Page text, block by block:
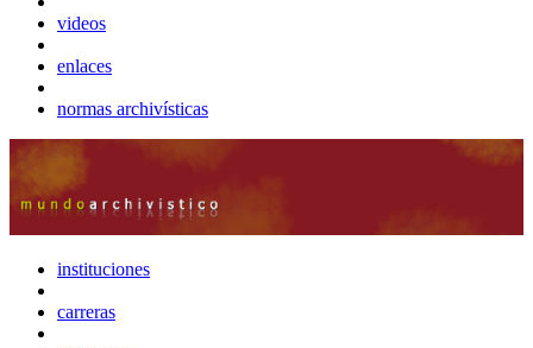
videos
enlaces
normas archivísticas
instituciones
carreras